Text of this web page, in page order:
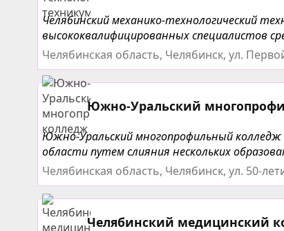
Челябинский механико-технологический
высококвалифицированных специалистов
Челябинская область, Челябинск, ул.
Южно-Уральский
Южно-Уральский многопрофильный колледж
области путем слияния нескольких
Челябинская область, Челябинск, ул. 50-
Челябинский медицинский